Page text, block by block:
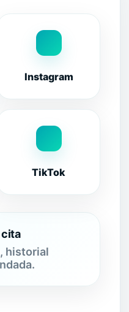
Instagram
TikTok
cita
historial